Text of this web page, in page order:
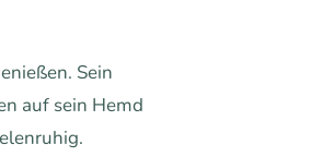
Sein
auf sein Hemd